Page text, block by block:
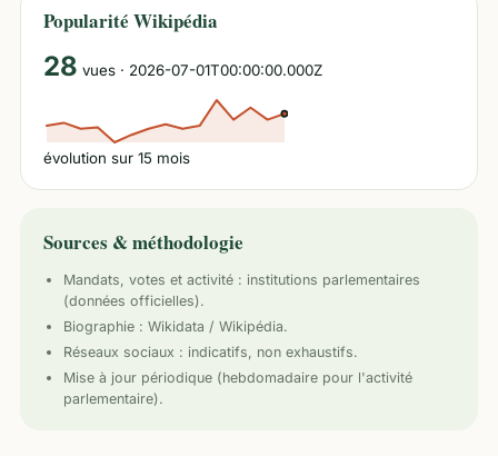
Popularité Wikipédia
28 vues · 2026-07-01T00:00:00.000Z
évolution sur 15 mois
Sources & méthodologie
Mandats, votes et activité : institutions parlementaires
(données officielles).
Biographie : Wikidata / Wikipédia.
Réseaux sociaux : indicatifs, non exhaustifs.
Mise à jour périodique (hebdomadaire pour l'activité
parlementaire).